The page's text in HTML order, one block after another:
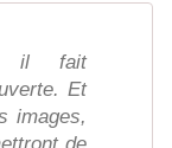
il fait
Et
images,